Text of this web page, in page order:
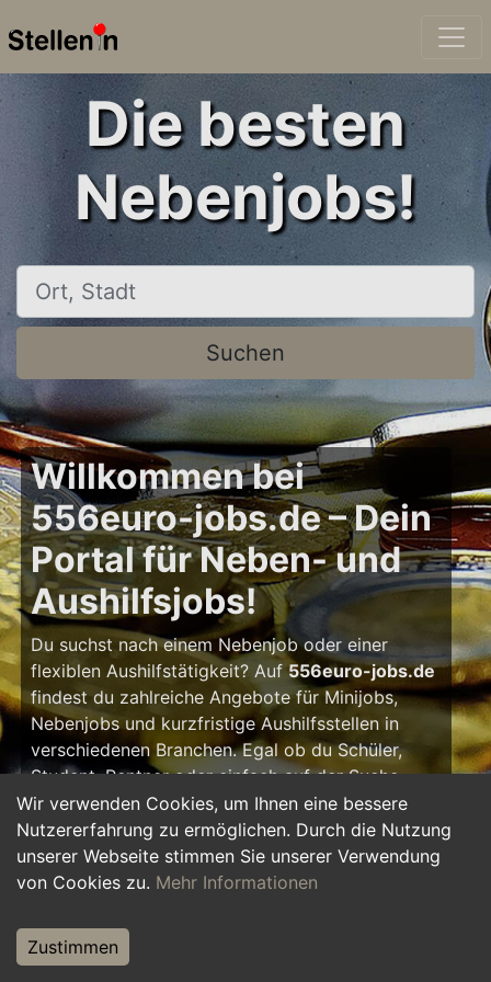
Wir verwenden Cookies, um Ihnen eine bessere
Nutzererfahrung zu ermöglichen. Durch die Nutzung
unserer Webseite stimmen Sie unserer Verwendung
von Cookies zu. Mehr Informationen
Zustimmen
Die besten
Nebenjobs!
Ort, Stadt
Suchen
Willkommen bei
556euro-jobs.de – Dein
Portal für Neben- und
Aushilfsjobs!
Du suchst nach einem Nebenjob oder einer
flexiblen Aushilfstätigkeit? Auf556euro-jobs.de
findest du zahlreiche Angebote für Minijobs,
Nebenjobs und kurzfristige Aushilfsstellen in
verschiedenen Branchen. Egal ob du Schüler,
Student, Rentner oder einfach auf der Suche
nach einem kleinen Zusatzverdienst bist – hier
findest du die passende Tätigkeit, die zu deinem
Zeitplan passt.
Ein Nebenjob oder Aushilfsjob bietet viele